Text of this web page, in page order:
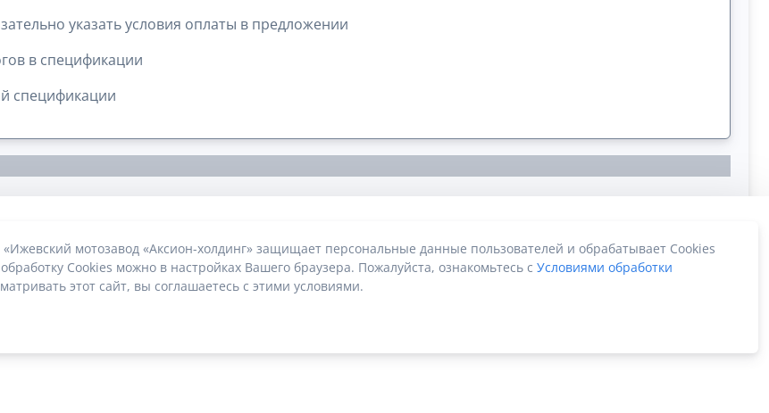
указать условия оплаты в предложении
в спецификации
спецификации
мотозавод «Аксион-холдинг» защищает персональные данные пользователей и обрабатывает Cookies
Cookies можно в настройках Вашего браузера. Пожалуйста, ознакомьтесь с Условиями обработки
этот сайт, вы соглашаетесь с этими условиями.